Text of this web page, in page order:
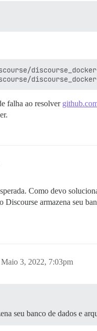
falha ao resolver
Como devo
Discourse armazena seu
Maio 3, 2022, 7:03pm
seu banco de dados e